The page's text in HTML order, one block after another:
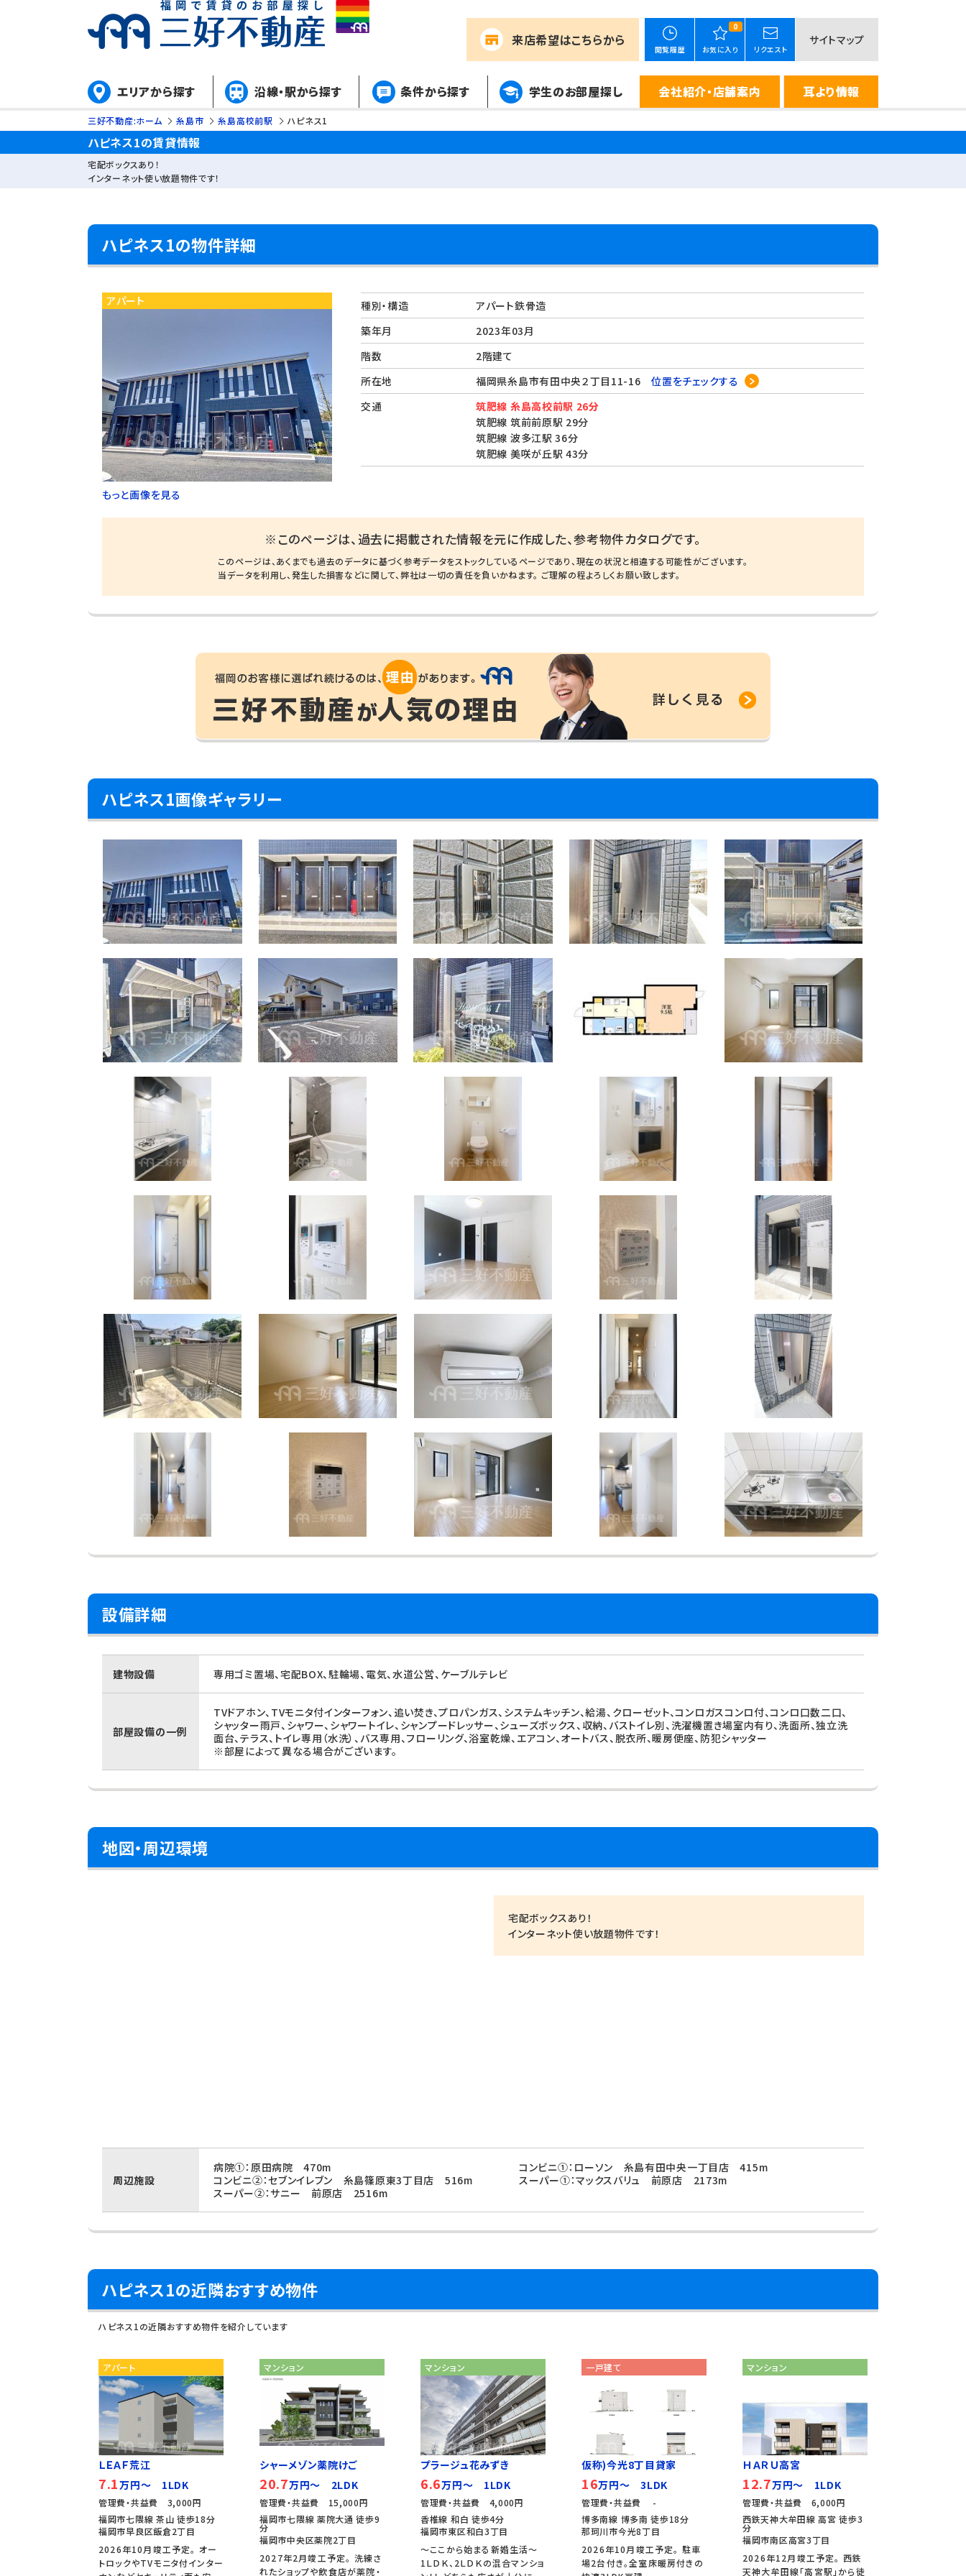
来店希望はこちらから
閲覧履歴
0
お気に入り リクエスト
サイトマップ
エリアから探す 沿線・駅から探す 条件から探す 学生のお部屋探し 会社紹介・店舗案内 耳より情報
三好不動産:ホーム 糸島市 糸島高校前駅 ハピネス1
ハピネス1の賃貸情報
宅配ボックスあり！
インターネット使い放題物件です！
ハピネス1の物件詳細
アパート
もっと画像を見る
種別・構造
アパート鉄骨造
築年月
2023年03月
階数
2階建て
所在地
福岡県糸島市有田中央２丁目11-16位置をチェックする
交通
筑肥線 糸島高校前駅 26分
筑肥線 筑前前原駅 29分
筑肥線 波多江駅 36分
筑肥線 美咲が丘駅 43分
※このページは、過去に掲載された情報を元に作成した、参考物件カタログです。
このページは、あくまでも過去のデータに基づく参考データをストックしているページであり、現在の状況と相違する可能性がございます。
当データを利用し、発生した損害などに関して、弊社は一切の責任を負いかねます。 ご理解の程よろしくお願い致します。
ハピネス1画像ギャラリー
設備詳細
建物設備 専用ゴミ置場、宅配BOX、駐輪場、電気、水道公営、ケーブルテレビ
部屋設備の一例
TVドアホン、TVモニタ付インターフォン、追い焚き、プロパンガス、システムキッチン、給湯、クローゼット、コンロガスコンロ付、コンロ口数二口、
シャッター雨戸、シャワー、シャワートイレ、シャンプードレッサー、シューズボックス、収納、バストイレ別、洗濯機置き場室内有り、洗面所、独立洗
面台、テラス、トイレ専用（水洗）、バス専用、フローリング、浴室乾燥、エアコン、オートバス、脱衣所、暖房便座、防犯シャッター
※部屋によって異なる場合がございます。
地図・周辺環境
宅配ボックスあり！
インターネット使い放題物件です！
周辺施設
病院①：原田病院 470m
コンビニ①：ローソン 糸島有田中央一丁目店 415m
コンビニ②：セブンイレブン 糸島篠原東3丁目店 516m
スーパー①：マックスバリュ 前原店 2173m
スーパー②：サニー 前原店 2516m
ハピネス1の近隣おすすめ物件
ハピネス1の近隣おすすめ物件を紹介しています
アパート
ＬＥＡＦ荒江
7.1万円～ 1LDK
管理費・共益費 3,000円
福岡市七隈線 茶山 徒歩18分
福岡市早良区飯倉2丁目
2026年10月竣工予定。 オー
トロックやTVモニタ付インター
マンション
シャーメゾン薬院けご
20.7万円～ 2LDK
管理費・共益費 15,000円
福岡市七隈線 薬院大通 徒歩9
分
福岡市中央区薬院2丁目
2027年2月竣工予定。 洗練さ
れたショップや飲食店が薬院・
マンション
プラージュ花みずき
6.6万円～ 1LDK
管理費・共益費 4,000円
香椎線 和白 徒歩4分
福岡市東区和白3丁目
～ここから始まる新婚生活～
1ＬＤＫ、2ＬＤＫの混合マンショ
一戸建て
仮称)今光8丁目貸家
16万円～ 3LDK
管理費・共益費 -
博多南線 博多南 徒歩18分
那珂川市今光8丁目
2026年10月竣工予定。 駐車
場2台付き。全室床暖房付きの
マンション
ＨＡＲＵ高宮
12.7万円～ 1LDK
管理費・共益費 6,000円
西鉄天神大牟田線 高宮 徒歩3
分
福岡市南区高宮3丁目
2026年12月竣工予定。 西鉄
天神大牟田線「高宮駅」から徒